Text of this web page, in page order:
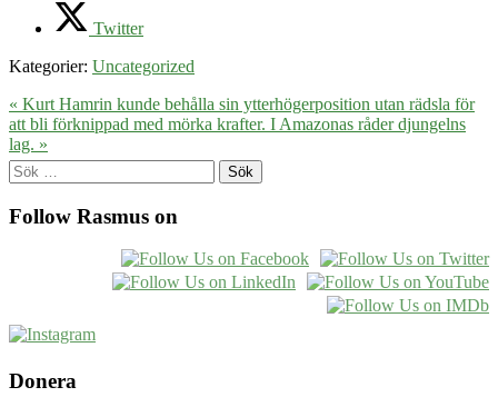
Twitter
Kategorier: Uncategorized
« Kurt Hamrin kunde behålla sin ytterhögerposition utan rädsla för
att bli förknippad med mörka krafter. I Amazonas råder djungelns
lag. »
Sök
efter:
Follow Rasmus on
Donera